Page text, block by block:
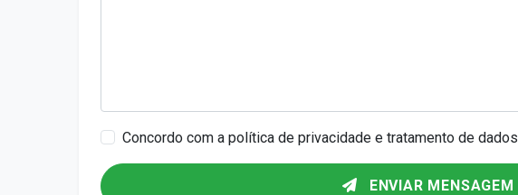
Concordo com a política de privacidade e tratamento de dados
ENVIAR MENSAGEM